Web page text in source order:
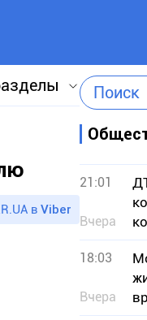
Поиск
в Viber
21:01
Вчера
18:03
Вчера